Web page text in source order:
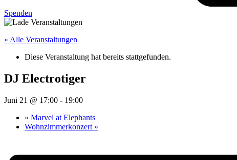
Spenden
« Alle Veranstaltungen
Diese Veranstaltung hat bereits stattgefunden.
DJ Electrotiger
Juni 21 @ 17:00 - 19:00
« Marvel at Elephants
Wohnzimmerkonzert »